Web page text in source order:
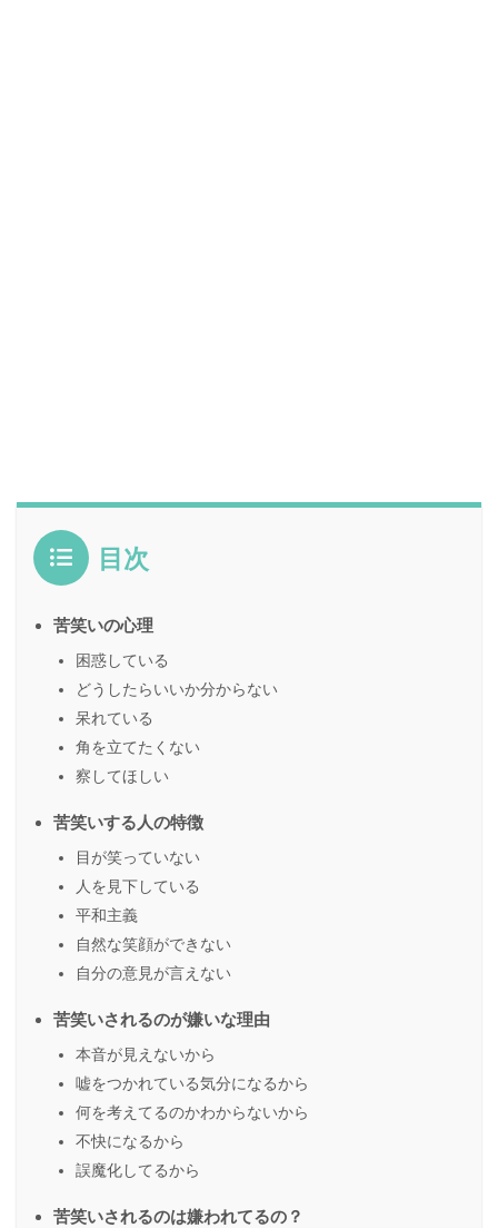
目次
苦笑いの心理
困惑している
どうしたらいいか分からない
呆れている
角を立てたくない
察してほしい
苦笑いする人の特徴
目が笑っていない
人を見下している
平和主義
自然な笑顔ができない
自分の意見が言えない
苦笑いされるのが嫌いな理由
本音が見えないから
嘘をつかれている気分になるから
何を考えてるのかわからないから
不快になるから
誤魔化してるから
苦笑いされるのは嫌われてるの？